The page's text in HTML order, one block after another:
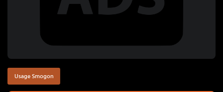
Usage Smogon